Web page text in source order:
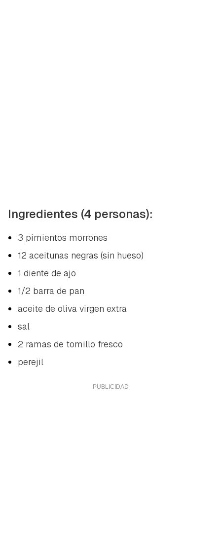
Ingredientes (4 personas):
3 pimientos morrones
12 aceitunas negras (sin hueso)
1 diente de ajo
1/2 barra de pan
aceite de oliva virgen extra
sal
2 ramas de tomillo fresco
perejil